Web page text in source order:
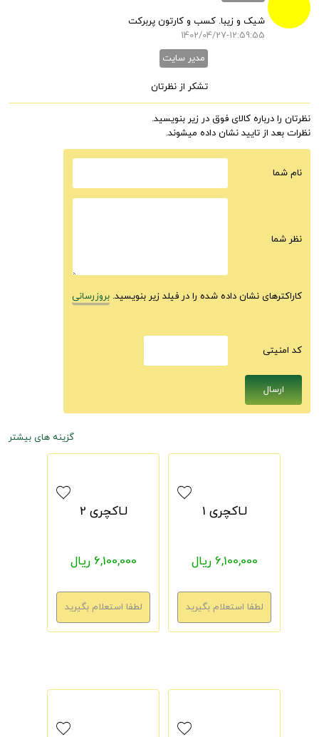
شیک و زیبا. کسب و کارتون پربرکت
1402/04/27-12:59:55
مدیر سایت
تشکر از نظرتان
نظرتان را درباره کالای فوق در زیر بنویسید.
نظرات بعد از تایید نشان داده میشوند.
نام شما
نظر شما
کاراکترهای نشان داده شده را در فیلد زیر بنویسید. بروزرسانی
كد امنيتى
گزینه های بیشتر
لـاکچری 1
6,100,000 ریال
لـاکچری 2
6,100,000 ریال